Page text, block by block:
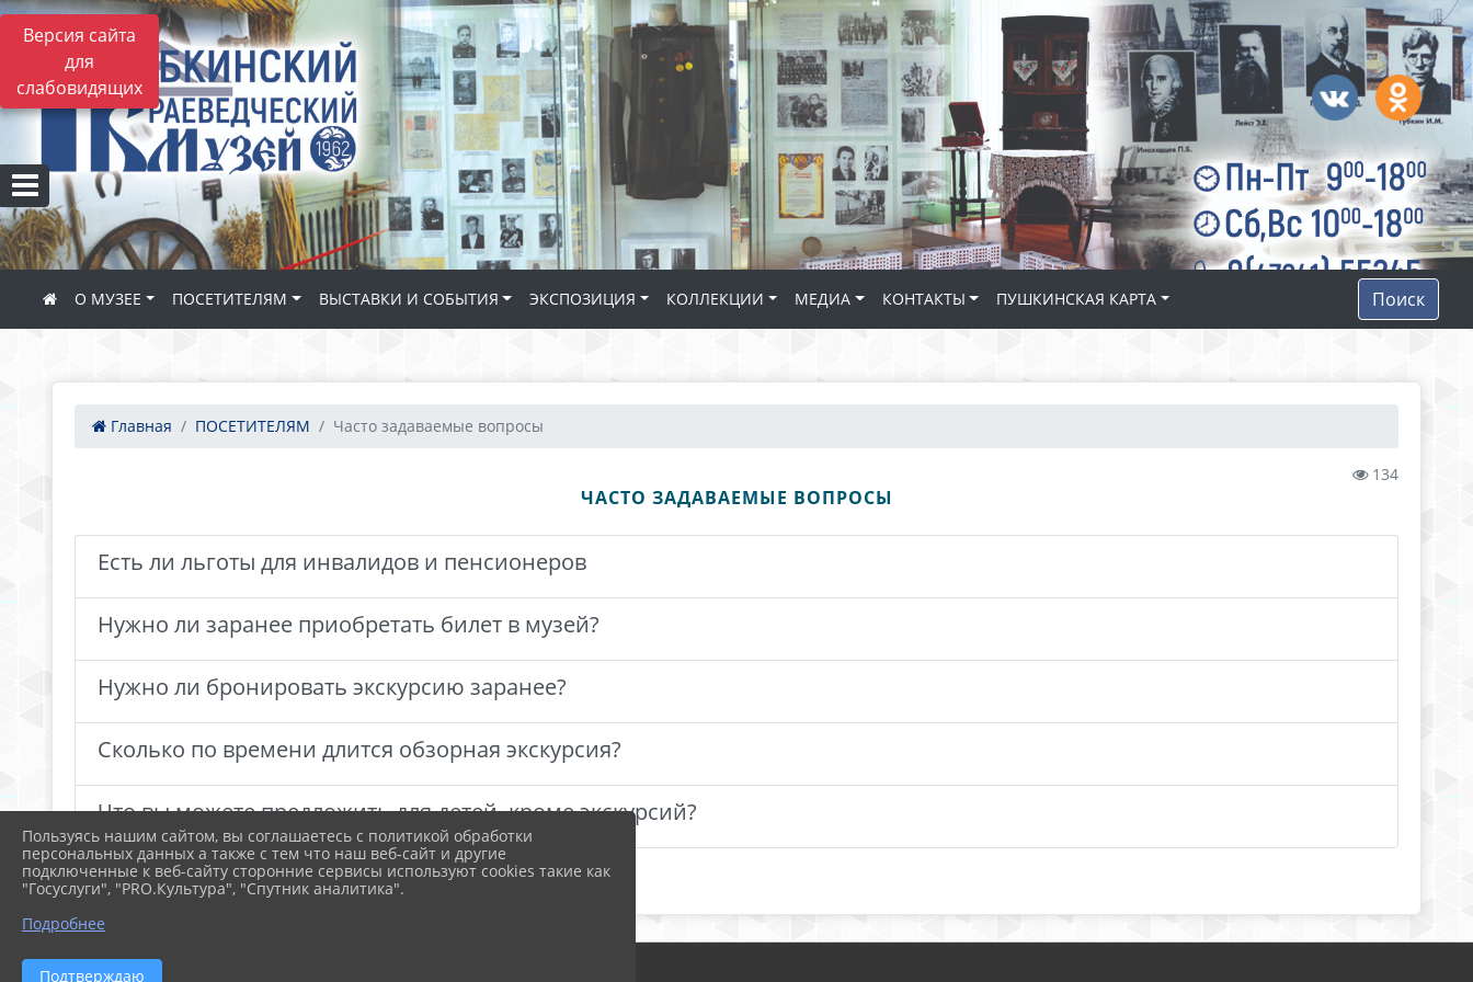
Версия сайта
для
слабовидящих
О МУЗЕЕ ПОСЕТИТЕЛЯМ ВЫСТАВКИ И СОБЫТИЯ ЭКСПОЗИЦИЯ КОЛЛЕКЦИИ МЕДИА КОНТАКТЫ ПУШКИНСКАЯ КАРТА Поиск
Главная ПОСЕТИТЕЛЯМ Часто задаваемые вопросы
134
ЧАСТО ЗАДАВАЕМЫЕ ВОПРОСЫ
Есть ли льготы для инвалидов и пенсионеров
Нужно ли заранее приобретать билет в музей?
Нужно ли бронировать экскурсию заранее?
Сколько по времени длится обзорная экскурсия?
Что вы можете предложить для детей, кроме экскурсий?
Пользуясь нашим сайтом, вы соглашаетесь с политикой обработки
персональных данных а также с тем что наш веб-сайт и другие
подключенные к веб-сайту сторонние сервисы используют cookies такие как
"Госуслуги", "PRO.Культура", "Спутник аналитика".
Подробнее
Подтверждаю